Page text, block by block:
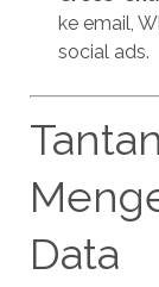
ke email,
social ads.
Data